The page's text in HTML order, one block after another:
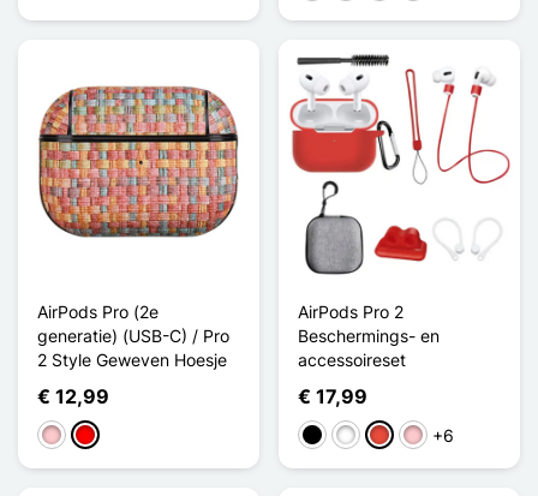
AirPods Pro (2e
generatie) (USB-C) / Pro
2 Style Geweven Hoesje
€ 12,99
RozeArc-en-ciel
AirPods Pro 2
Beschermings- en
accessoireset
€ 17,99
ZwartWit RoodRoze+6